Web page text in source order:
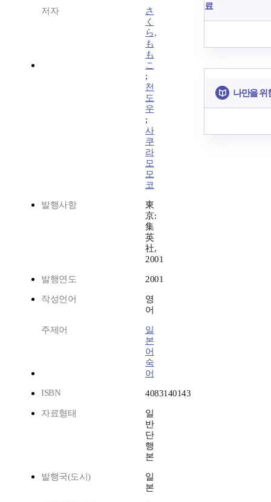
저자
さ
く
ら,
も
も
こ
;
천
도
우
;
사
쿠
라
모
모
코
발행사항
東
京:
集
英
社,
2001
발행연도 2001
작성언어
영
어
주제어
일
본
어
숙
어
ISBN
4083140143
자료형태
일
반
단
행
본
발행국(도시)
일
본
료
나만을 위